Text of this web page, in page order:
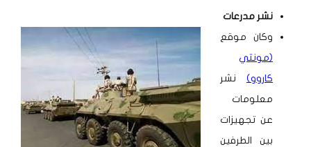
نشر مدرعات
وكان موقع
(مونتي
كاروو) نشر
معلومات
عن تجهيزات
بين الطرفين